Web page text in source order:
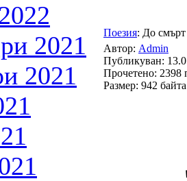
2021
2021
Поезия: До
Автор: Admin
Публикуван:
Прочетено: 2398
Размер: 942 байта